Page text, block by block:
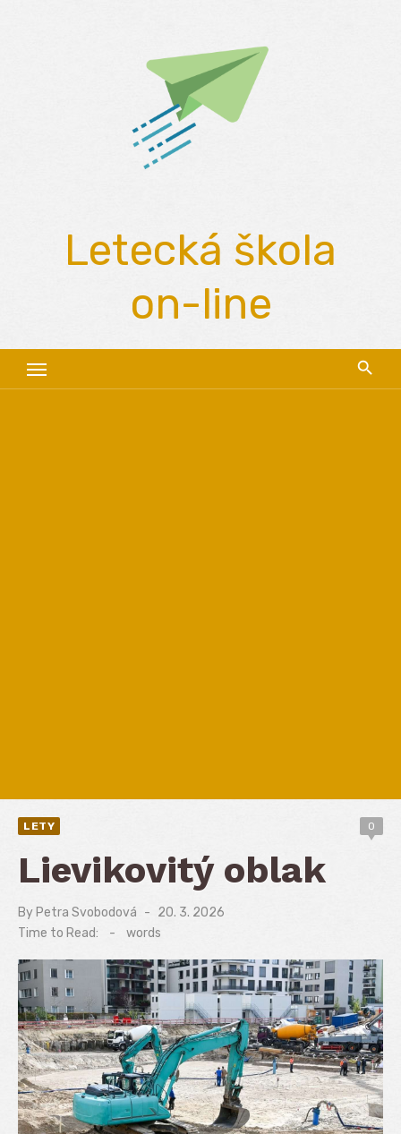
Letecká škola
on-line
LETY 0
Lievikovitý oblak
By Petra Svobodová
Posted
on
20. 3. 2026
Time to Read:
- words